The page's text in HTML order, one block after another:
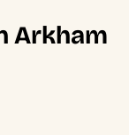
Arkham